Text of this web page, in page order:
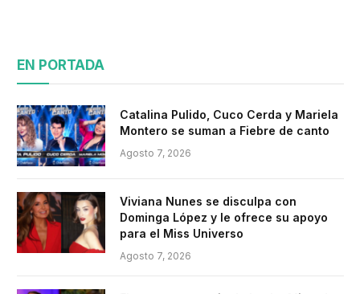
EN PORTADA
Catalina Pulido, Cuco Cerda y Mariela
Montero se suman a Fiebre de canto
Agosto 7, 2026
Viviana Nunes se disculpa con
Dominga López y le ofrece su apoyo
para el Miss Universo
Agosto 7, 2026